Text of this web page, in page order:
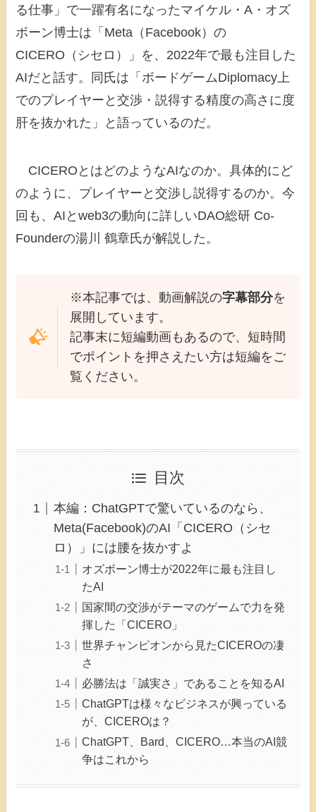
る仕事」で一躍有名になったマイケル・A・オズ
ボーン博士は「Meta（Facebook）の
CICERO（シセロ）」を、2022年で最も注目した
AIだと話す。同氏は「ボードゲームDiplomacy上
でのプレイヤーと交渉・説得する精度の高さに度
肝を抜かれた」と語っているのだ。
CICEROとはどのようなAIなのか。具体的にど
のように、プレイヤーと交渉し説得するのか。今
回も、AIとweb3の動向に詳しいDAO総研 Co-
Founderの湯川 鶴章氏が解説した。
※本記事では、動画解説の字幕部分を
展開しています。
記事末に短編動画もあるので、短時間
でポイントを押さえたい方は短編をご
覧ください。
目次
本編：ChatGPTで驚いているのなら、
Meta(Facebook)のAI「CICERO（シセ
ロ）」には腰を抜かすよ
オズボーン博士が2022年に最も注目し
たAI
国家間の交渉がテーマのゲームで力を発
揮した「CICERO」
世界チャンピオンから見たCICEROの凄
さ
必勝法は「誠実さ」であることを知るAI
ChatGPTは様々なビジネスが興っている
が、CICEROは？
ChatGPT、Bard、CICERO…本当のAI競
争はこれから